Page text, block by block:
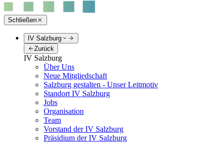
Schließen
IV Salzburg
Zurück
IV Salzburg
Über Uns
Neue Mitgliedschaft
Salzburg gestalten - Unser Leitmotiv
Standort IV Salzburg
Jobs
Organisation
Team
Vorstand der IV Salzburg
Präsidium der IV Salzburg